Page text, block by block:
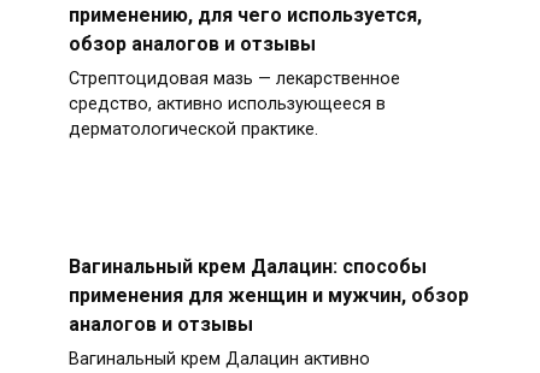
применению, для чего используется,
обзор аналогов и отзывы
Стрептоцидовая мазь — лекарственное
средство, активно использующееся в
дерматологической практике.
Вагинальный крем Далацин: способы
применения для женщин и мужчин, обзор
аналогов и отзывы
Вагинальный крем Далацин активно